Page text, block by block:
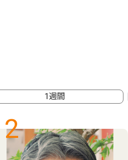
1週間
2